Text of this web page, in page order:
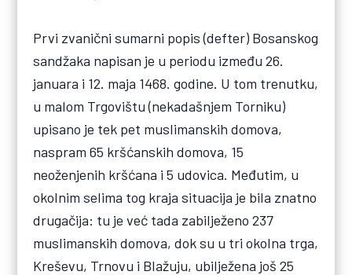
Prvi zvanični sumarni popis (defter) Bosanskog
sandžaka napisan je u periodu između 26.
januara i 12. maja 1468. godine. U tom trenutku,
u malom Trgovištu (nekadašnjem Torniku)
upisano je tek pet muslimanskih domova,
naspram 65 kršćanskih domova, 15
neoženjenih kršćana i 5 udovica. Međutim, u
okolnim selima tog kraja situacija je bila znatno
drugačija: tu je već tada zabilježeno 237
muslimanskih domova, dok su u tri okolna trga,
Kreševu, Trnovu i Blažuju, ubilježena još 25